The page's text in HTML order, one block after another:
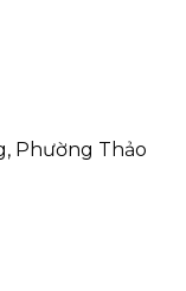
Phường Thảo